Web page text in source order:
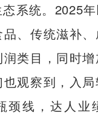
系统。2025
、传统滋补
类目，同时
观察到，入
颈线，达人业